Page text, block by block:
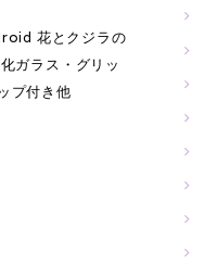
花とクジラの
ガラス・グリッ
プ付き他